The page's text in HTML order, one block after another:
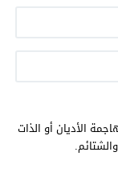
الأديان أو الذات